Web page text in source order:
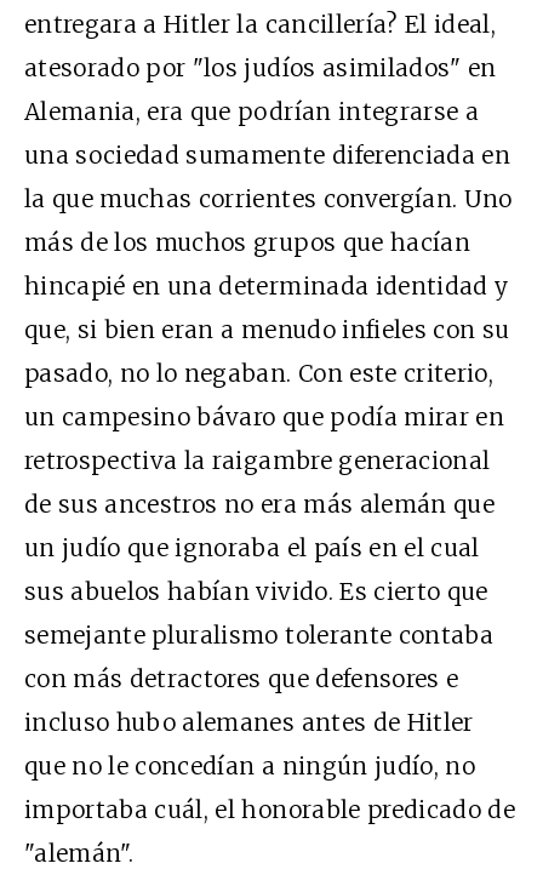
entregara a Hitler la cancillería? El ideal,
atesorado por "los judíos asimilados" en
Alemania, era que podrían integrarse a
una sociedad sumamente diferenciada en
la que muchas corrientes convergían. Uno
más de los muchos grupos que hacían
hincapié en una determinada identidad y
que, si bien eran a menudo infieles con su
pasado, no lo negaban. Con este criterio,
un campesino bávaro que podía mirar en
retrospectiva la raigambre generacional
de sus ancestros no era más alemán que
un judío que ignoraba el país en el cual
sus abuelos habían vivido. Es cierto que
semejante pluralismo tolerante contaba
con más detractores que defensores e
incluso hubo alemanes antes de Hitler
que no le concedían a ningún judío, no
importaba cuál, el honorable predicado de
"alemán".